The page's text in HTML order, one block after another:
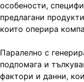
особености,
предлагани
които оперира
Паралелно с
подпомага и
фактори и данни,